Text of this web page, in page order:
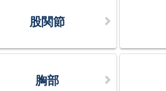
股関節
胸部